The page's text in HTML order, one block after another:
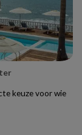
keuze voor wie